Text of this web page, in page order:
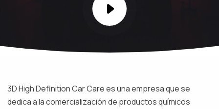
Quiénes somos?
3D High Definition Car Care es una empresa que se
dedica a la comercialización de productos químicos